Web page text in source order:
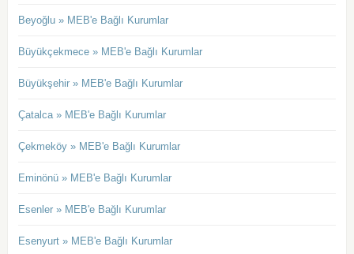
Beyoğlu » MEB'e Bağlı Kurumlar
Büyükçekmece » MEB'e Bağlı Kurumlar
Büyükşehir » MEB'e Bağlı Kurumlar
Çatalca » MEB'e Bağlı Kurumlar
Çekmeköy » MEB'e Bağlı Kurumlar
Eminönü » MEB'e Bağlı Kurumlar
Esenler » MEB'e Bağlı Kurumlar
Esenyurt » MEB'e Bağlı Kurumlar